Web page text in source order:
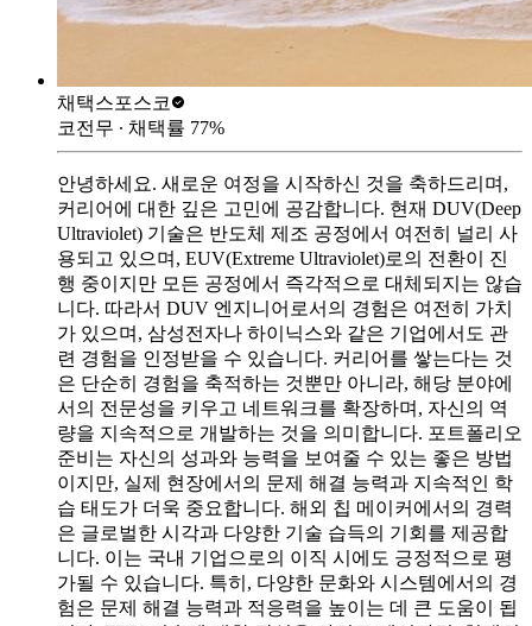
채택스포스코
코전무 ∙ 채택률 77%
안녕하세요. 새로운 여정을 시작하신 것을 축하드리며,
커리어에 대한 깊은 고민에 공감합니다. 현재 DUV(Deep
Ultraviolet) 기술은 반도체 제조 공정에서 여전히 널리 사
용되고 있으며, EUV(Extreme Ultraviolet)로의 전환이 진
행 중이지만 모든 공정에서 즉각적으로 대체되지는 않습
니다. 따라서 DUV 엔지니어로서의 경험은 여전히 가치
가 있으며, 삼성전자나 하이닉스와 같은 기업에서도 관
련 경험을 인정받을 수 있습니다. 커리어를 쌓는다는 것
은 단순히 경험을 축적하는 것뿐만 아니라, 해당 분야에
서의 전문성을 키우고 네트워크를 확장하며, 자신의 역
량을 지속적으로 개발하는 것을 의미합니다. 포트폴리오
준비는 자신의 성과와 능력을 보여줄 수 있는 좋은 방법
이지만, 실제 현장에서의 문제 해결 능력과 지속적인 학
습 태도가 더욱 중요합니다. 해외 칩 메이커에서의 경력
은 글로벌한 시각과 다양한 기술 습득의 기회를 제공합
니다. 이는 국내 기업으로의 이직 시에도 긍정적으로 평
가될 수 있습니다. 특히, 다양한 문화와 시스템에서의 경
험은 문제 해결 능력과 적응력을 높이는 데 큰 도움이 됩